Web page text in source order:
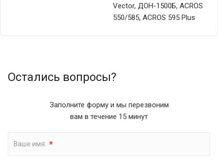
Vector, ДОН-1500Б, ACROS
550/585, ACROS 595 Plus
Остались вопросы?
Заполните форму и мы перезвоним
вам в течение 15 минут
Ваше имя: *